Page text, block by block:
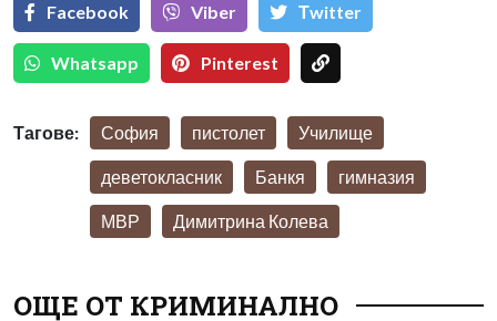
Facebook Viber Тwitter
Whatsapp Pinterest
Тагове: София пистолет Училище
деветокласник Банкя гимназия
МВР Димитрина Колева
ОЩЕ ОТ КРИМИНАЛНО